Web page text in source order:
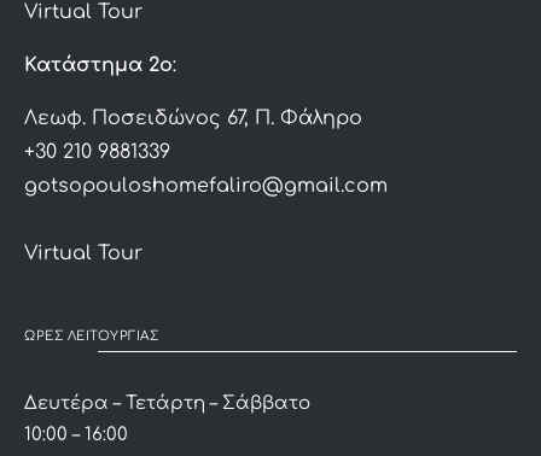
Virtual Tour
Κατάστημα 2ο:
Λεωφ. Ποσειδώνος 67, Π. Φάληρο
+30 210 9881339
gotsopouloshomefaliro@gmail.com
Virtual Tour
ΩΡΕΣ ΛΕΙΤΟΥΡΓΙΑΣ
Δευτέρα – Τετάρτη – Σάββατο
10:00 – 16:00